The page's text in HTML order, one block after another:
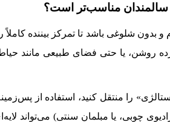
سالمندان مناسب‌تر است؟
و بدون شلوغی باشد تا تمرکز بیننده
روشن، یا حتی فضای طبیعی مانند
را منتقل کنید، استفاده از
چوبی، یا مبلمان سنتی) می‌تواند